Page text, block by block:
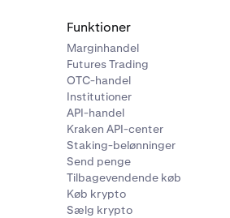
Funktioner
Marginhandel
Futures Trading
OTC-handel
Institutioner
API-handel
Kraken API-center
Staking-belønninger
Send penge
Tilbagevendende køb
Køb krypto
Sælg krypto